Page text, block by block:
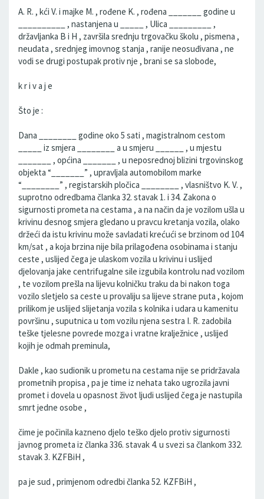
A. R. , kći V. i majke M. , rođene K. , rođena _______ godine u
__________ , nastanjena u _____ , Ulica _________ ,
državljanka B i H , završila srednju trgovačku školu , pismena ,
neudata , srednjeg imovnog stanja , ranije neosuđivana , ne
vodi se drugi postupak protiv nje , brani se sa slobode,
k r i v a j e
Što je :
Dana ________ godine oko 5 sati , magistralnom cestom
_____ iz smjera ________ a u smjeru ______ , u mjestu
_______ , općina _______ , u neposrednoj blizini trgovinskog
objekta “_______” , upravljala automobilom marke
“________” , registarskih pločica ________ , vlasništvo K. V. ,
suprotno odredbama članka 32. stavak 1. i 34. Zakona o
sigurnosti prometa na cestama , a na način da je vozilom ušla u
krivinu desnog smjera gledano u pravcu kretanja vozila, olako
držeći da istu krivinu može savladati krećući se brzinom od 104
km/sat , a koja brzina nije bila prilagođena osobinama i stanju
ceste , uslijed čega je ulaskom vozila u krivinu i uslijed
djelovanja jake centrifugalne sile izgubila kontrolu nad vozilom
, te vozilom prešla na lijevu kolničku traku da bi nakon toga
vozilo sletjelo sa ceste u provaliju sa lijeve strane puta , kojom
prilikom je uslijed slijetanja vozila s kolnika i udara u kamenitu
površinu , suputnica u tom vozilu njena sestra I. R. zadobila
teške tjelesne povrede mozga i vratne kralježnice , uslijed
kojih je odmah preminula,
Dakle , kao sudionik u prometu na cestama nije se pridržavala
prometnih propisa , pa je time iz nehata tako ugrozila javni
promet i dovela u opasnost život ljudi uslijed čega je nastupila
smrt jedne osobe ,
čime je počinila kazneno djelo teško djelo protiv sigurnosti
javnog prometa iz članka 336. stavak 4. u svezi sa člankom 332.
stavak 3. KZFBiH ,
pa je sud , primjenom odredbi članka 52. KZFBiH ,